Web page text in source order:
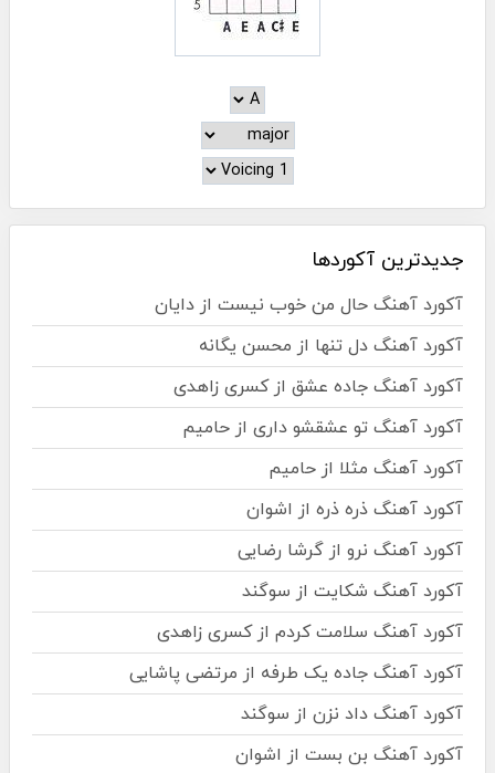
جدیدترین آکوردها
آکورد آهنگ حال من خوب نیست از دایان
آکورد آهنگ دل تنها از محسن یگانه
آکورد آهنگ جاده عشق از کسری زاهدی
آکورد آهنگ تو عشقشو داری از حامیم
آکورد آهنگ مثلا از حامیم
آکورد آهنگ ذره ذره از اشوان
آکورد آهنگ نرو از گرشا رضایی
آکورد آهنگ شکایت از سوگند
آکورد آهنگ سلامت کردم از کسری زاهدی
آکورد آهنگ جاده یک طرفه از مرتضی پاشایی
آکورد آهنگ داد نزن از سوگند
آکورد آهنگ بن بست از اشوان